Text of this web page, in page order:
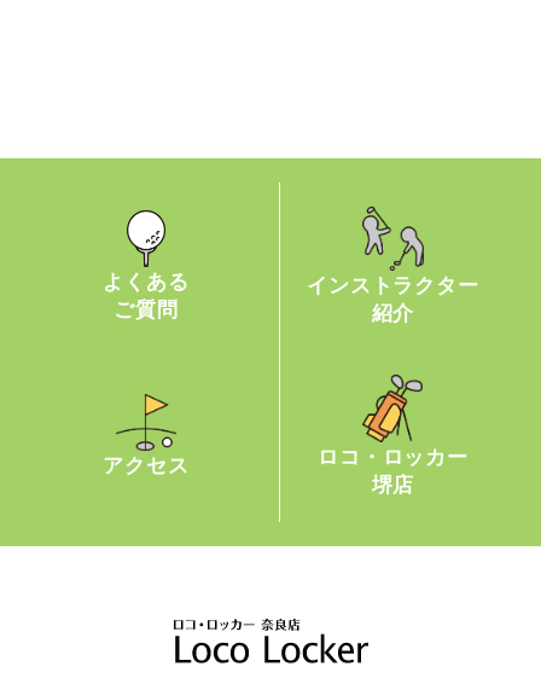
よくある
ご質問
インストラクター
紹介
アクセス
ロコ・ロッカー
堺店